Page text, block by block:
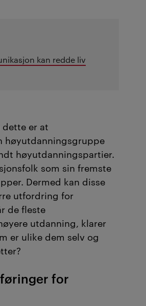
kan redde liv
dette er at
høyutdanningsgruppe
høyutdanningspartier.
som sin fremste
Dermed kan disse
utfordring for
de fleste
utdanning, klarer
er ulike dem selv og
for